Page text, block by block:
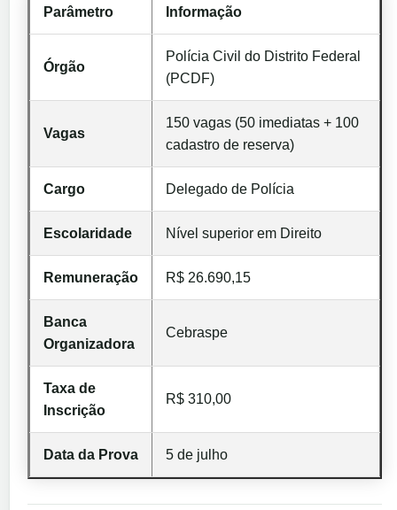
Parâmetro Informação
Órgão
Polícia Civil do Distrito Federal
(PCDF)
Vagas
150 vagas (50 imediatas + 100
cadastro de reserva)
Cargo Delegado de Polícia
Escolaridade Nível superior em Direito
Remuneração R$ 26.690,15
Banca
Organizadora
Cebraspe
Taxa de
Inscrição
R$ 310,00
Data da Prova 5 de julho